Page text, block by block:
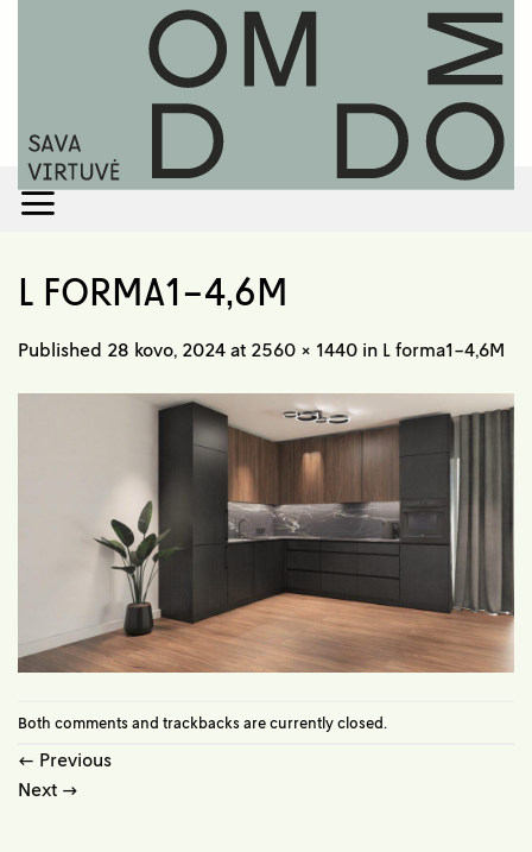
L FORMA1-4,6M
Published 28 kovo, 2024 at 2560 × 1440 in L forma1-4,6M
Both comments and trackbacks are currently closed.
← Previous
Next →